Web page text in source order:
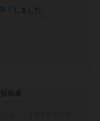
！ しました
稿者